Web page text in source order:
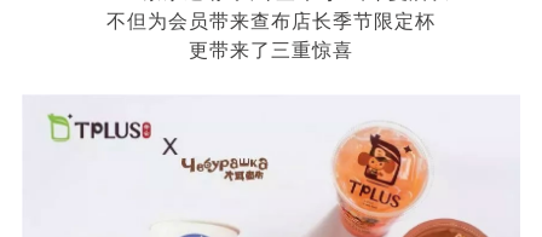
不但为会员带来查布店长季节限定杯
更带来了三重惊喜